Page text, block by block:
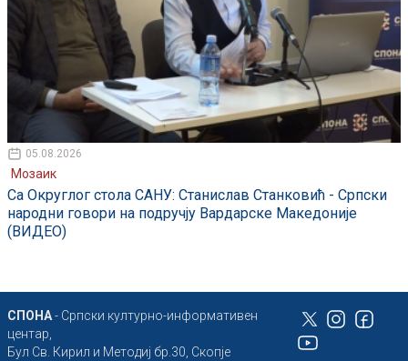
05.08.2026
Мозаик
Са Округлог стола САНУ: Станислав Станковић - Српски
народни говори на подручју Вардарске Македоније
(ВИДЕО)
СПОНА- Српски културно-информативен
центар,
Бул Св. Кирил и Методиј бр.30, Скопје